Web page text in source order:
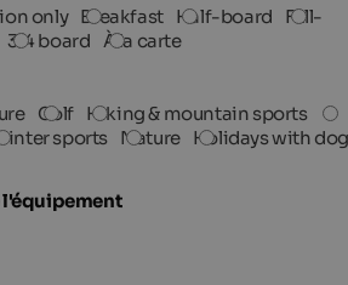
only Breakfast Half-board
Full-
3/4 board À la carte
Golf Hiking & mountain sports
sports Nature Holidays with
l'équipement